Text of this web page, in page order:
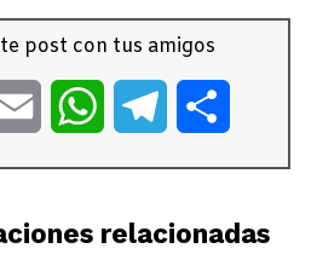
post con tus amigos
Email WhatsAppTelegram
relacionadas